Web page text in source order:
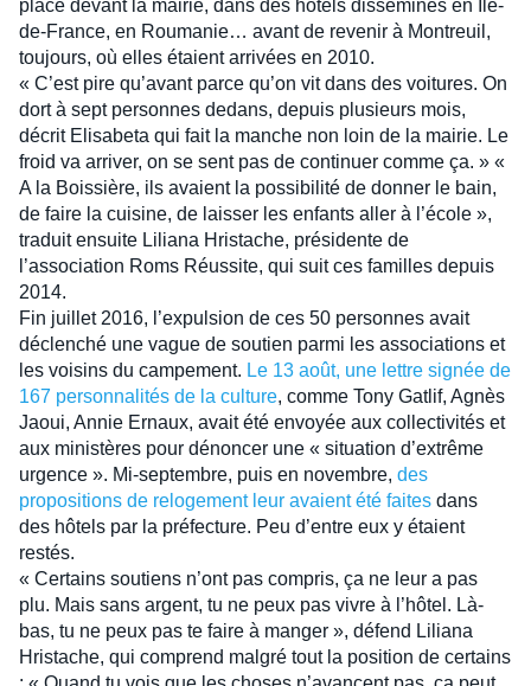
place devant la mairie, dans des hôtels disséminés en Ile-
de-France, en Roumanie… avant de revenir à Montreuil,
toujours, où elles étaient arrivées en 2010.
« C’est pire qu’avant parce qu’on vit dans des voitures. On
dort à sept personnes dedans, depuis plusieurs mois,
décrit Elisabeta qui fait la manche non loin de la mairie. Le
froid va arriver, on se sent pas de continuer comme ça. » «
A la Boissière, ils avaient la possibilité de donner le bain,
de faire la cuisine, de laisser les enfants aller à l’école »,
traduit ensuite Liliana Hristache, présidente de
l’association Roms Réussite, qui suit ces familles depuis
2014.
Fin juillet 2016, l’expulsion de ces 50 personnes avait
déclenché une vague de soutien parmi les associations et
les voisins du campement. Le 13 août, une lettre signée de
167 personnalités de la culture, comme Tony Gatlif, Agnès
Jaoui, Annie Ernaux, avait été envoyée aux collectivités et
aux ministères pour dénoncer une « situation d’extrême
urgence ». Mi-septembre, puis en novembre, des
propositions de relogement leur avaient été faites dans
des hôtels par la préfecture. Peu d’entre eux y étaient
restés.
« Certains soutiens n’ont pas compris, ça ne leur a pas
plu. Mais sans argent, tu ne peux pas vivre à l’hôtel. Là-
bas, tu ne peux pas te faire à manger », défend Liliana
Hristache, qui comprend malgré tout la position de certains